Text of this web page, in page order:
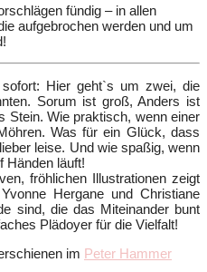
fündig – in allen
aufgebrochen werden und um
Hier geht`s um zwei, die
Sorum ist groß, Anders ist
Stein. Wie praktisch, wenn einer
Was für ein Glück, dass
leise. Und wie spaßig, wenn
Händen läuft!
fröhlichen Illustrationen zeigt
Hergane und Christiane
sind, die das Miteinander bunt
Plädoyer für die Vielfalt!
im Peter Hammer